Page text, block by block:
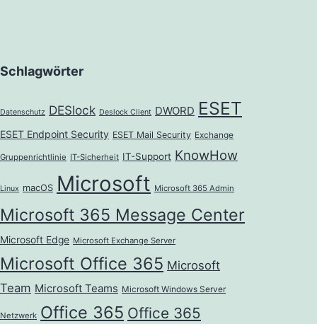
Schlagwörter
Datenschutz DESlock Deslock Client DWORD ESET
ESET Endpoint Security ESET Mail Security Exchange
Gruppenrichtlinie IT-Sicherheit IT-Support KnowHow
Linux macOS Microsoft Microsoft 365 Admin
Microsoft 365 Message Center
Microsoft Edge Microsoft Exchange Server
Microsoft Office 365 Microsoft
Team Microsoft Teams Microsoft Windows Server
Netzwerk Office 365 Office 365